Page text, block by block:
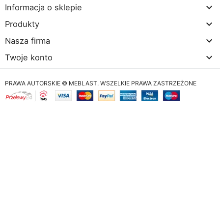
Informacja o sklepie 
Produkty 
Nasza firma 
Twoje konto 
PRAWA AUTORSKIE © MEBLAST. WSZELKIE PRAWA ZASTRZEŻONE